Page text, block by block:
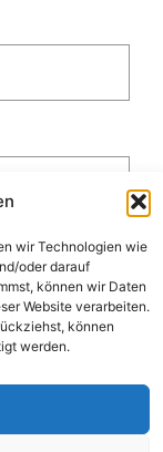
wir Technologien wie
oder darauf
können wir Daten
Website verarbeiten.
können
werden.
um Spam